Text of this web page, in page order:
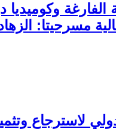
وكوميديا
مسرحيتا:
لاسترجاع